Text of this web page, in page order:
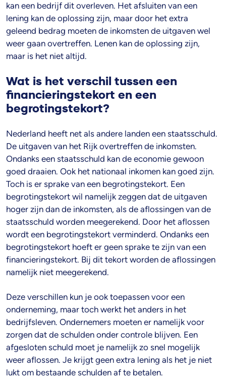
kan een bedrijf dit overleven. Het afsluiten van een
lening kan de oplossing zijn, maar door het extra
geleend bedrag moeten de inkomsten de uitgaven wel
weer gaan overtreffen. Lenen kan de oplossing zijn,
maar is het niet altijd.
Wat is het verschil tussen een
financieringstekort en een
begrotingstekort?
Nederland heeft net als andere landen een staatsschuld.
De uitgaven van het Rijk overtreffen de inkomsten.
Ondanks een staatsschuld kan de economie gewoon
goed draaien. Ook het nationaal inkomen kan goed zijn.
Toch is er sprake van een begrotingstekort. Een
begrotingstekort wil namelijk zeggen dat de uitgaven
hoger zijn dan de inkomsten, als de aflossingen van de
staatsschuld worden meegerekend. Door het aflossen
wordt een begrotingstekort verminderd. Ondanks een
begrotingstekort hoeft er geen sprake te zijn van een
financieringstekort. Bij dit tekort worden de aflossingen
namelijk niet meegerekend.
Deze verschillen kun je ook toepassen voor een
onderneming, maar toch werkt het anders in het
bedrijfsleven. Ondernemers moeten er namelijk voor
zorgen dat de schulden onder controle blijven. Een
afgesloten schuld moet je namelijk zo snel mogelijk
weer aflossen. Je krijgt geen extra lening als het je niet
lukt om bestaande schulden af te betalen.